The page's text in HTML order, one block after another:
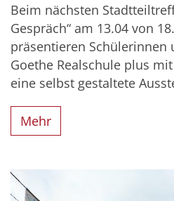
Beim nächsten
Gespräch“ am 13.04 von
präsentieren Schülerinnen
Goethe Realschule plus
eine selbst gestaltete
Mehr